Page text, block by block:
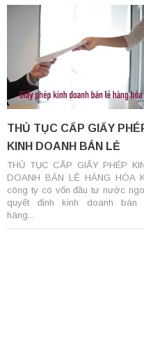
THỦ TỤC CẤP GIẤY
KINH DOANH BÁN LẺ
HÀNG HÓA
THỦ TỤC CẤP GIẤY PHÉP
DOANH BÁN LẺ HÀNG HÓA
công ty có vốn đầu tư nước
quyết định kinh doanh bán
hàng...